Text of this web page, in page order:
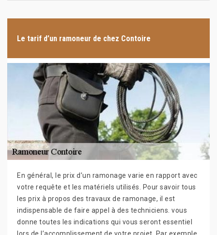
Le tarif d’un ramoneur de chez Contoire
En général, le prix d’un ramonage varie en rapport avec
votre requête et les matériels utilisés. Pour savoir tous
les prix à propos des travaux de ramonage, il est
indispensable de faire appel à des techniciens. vous
donne toutes les indications qui vous seront essentiel